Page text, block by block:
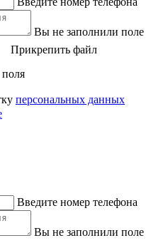
Вы не заполнили поле
Прикрепить файл
поля
персональных данных
Введите номер телефона
Вы не заполнили поле